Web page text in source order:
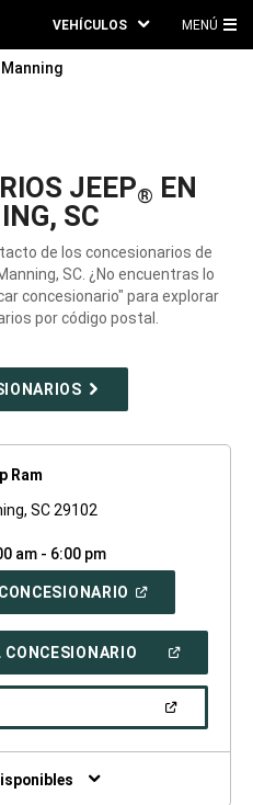
VEHÍCULOS MENÚ
Manning
JEEP® EN
SC
de los concesionarios de
SC. ¿No encuentras lo
concesionario" para explorar
por código postal.
Ram
SC 29102
am - 6:00 pm
(ABRIR
NUEVA)
(ABRIR
UNA
VENTANA
NUEVA)